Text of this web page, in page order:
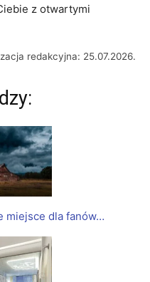
z otwartymi
redakcyjna: 25.07.2026.
miejsce dla fanów…